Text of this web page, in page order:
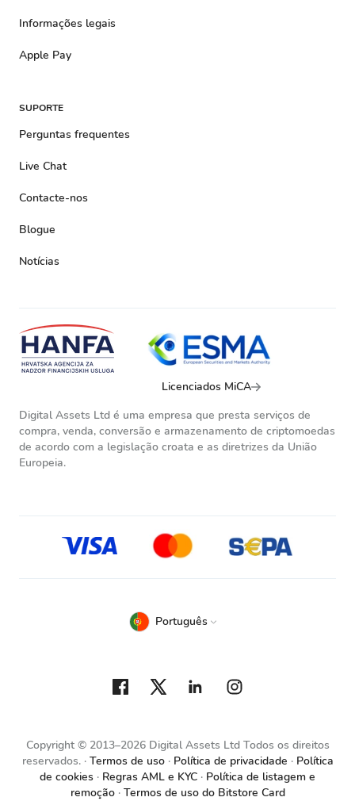
Informações legais
Apple Pay
SUPORTE
Perguntas frequentes
Live Chat
Contacte-nos
Blogue
Notícias
Licenciados MiCA
Digital Assets Ltd é uma empresa que presta serviços de
compra, venda, conversão e armazenamento de criptomoedas
de acordo com a legislação croata e as diretrizes da União
Europeia.
Copyright © 2013–2026 Digital Assets Ltd Todos os direitos
reservados.
Termos de uso Política de privacidade
Política
de cookies
Regras AML e KYC
Política de listagem e
remoção
Termos de uso do Bitstore Card
Português